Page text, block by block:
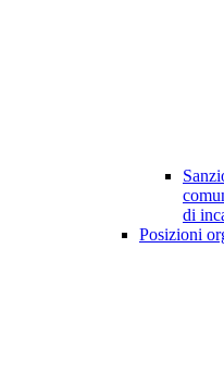
di
Posizioni